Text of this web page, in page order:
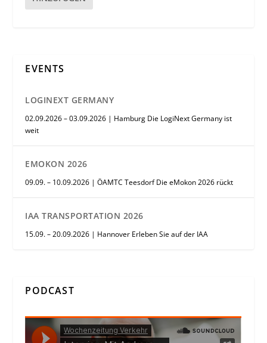
EVENTS
LOGINEXT GERMANY
02.09.2026 – 03.09.2026 | Hamburg Die LogiNext Germany ist
weit
EMOKON 2026
09.09. – 10.09.2026 | ÖAMTC Teesdorf Die eMokon 2026 rückt
IAA TRANSPORTATION 2026
15.09. – 20.09.2026 | Hannover Erleben Sie auf der IAA
PODCAST